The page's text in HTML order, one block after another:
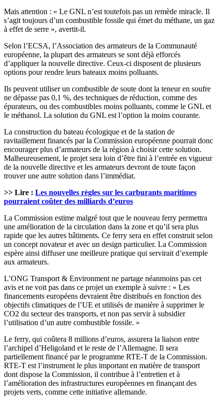
Mais attention : « Le GNL n’est toutefois pas un remède miracle. Il
s’agit toujours d’un combustible fossile qui émet du méthane, un gaz
à effet de serre », avertit-il.
Selon l’ECSA, l’Association des armateurs de la Communauté
européenne, la plupart des armateurs se sont déjà efforcés
d’appliquer la nouvelle directive. Ceux-ci disposent de plusieurs
options pour rendre leurs bateaux moins polluants.
Ils peuvent utiliser un combustible de soute dont la teneur en soufre
ne dépasse pas 0,1 %, des techniques de réduction, comme des
épurateurs, ou des combustibles moins polluants, comme le GNL et
le méthanol. La solution du GNL est l’option la moins courante.
La construction du bateau écologique et de la station de
ravitaillement financés par la Commission européenne pourrait donc
encourager plus d’armateurs de la région à choisir cette solution.
Malheureusement, le projet sera loin d’être fini à l’entrée en vigueur
de la nouvelle directive et les armateurs devront de toute façon
trouver une autre solution dans l’immédiat.
>> Lire : Les nouvelles règles sur les carburants maritimes
pourraient coûter des milliards d’euros
La Commission estime malgré tout que le nouveau ferry permettra
une amélioration de la circulation dans la zone et qu’il sera plus
rapide que les autres bâtiments. Ce ferry sera en effet construit selon
un concept novateur et avec un design particulier. La Commission
espère ainsi diffuser une meilleure pratique qui servirait d’exemple
aux armateurs.
L’ONG Transport & Environment ne partage néanmoins pas cet
avis et ne voit pas dans ce projet un exemple à suivre : « Les
financements européens devraient être distribués en fonction des
objectifs climatiques de l’UE et utilisés de manière à supprimer le
CO2 du secteur des transports, et non pas servir à subsidier
l’utilisation d’un autre combustible fossile. »
Le ferry, qui coûtera 8 millions d’euros, assurera la liaison entre
l’archipel d’Heligoland et le reste de l’Allemagne. Il sera
partiellement financé par le programme RTE-T de la Commission.
RTE-T est l’instrument le plus important en matière de transport
dont dispose la Commission, il contribue à l’entretien et à
l’amélioration des infrastructures européennes en finançant des
projets verts, comme cette initiative allemande.